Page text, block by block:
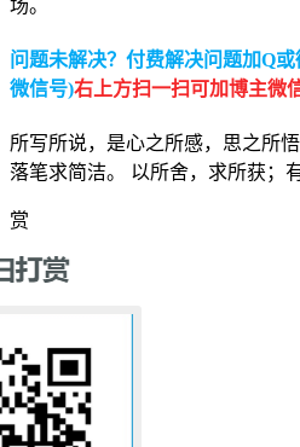
场。
问题未解决？付费解决问题加Q或
微信号)右上方扫一扫可加博主微
所写所说，是心之所感，思之所
落笔求简洁。 以所舍，求所获；
赏